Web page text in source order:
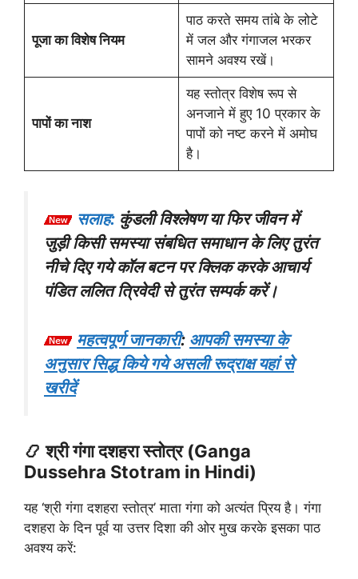
पूजा का विशेष नियम
पाठ करते समय तांबे के लोटे
में जल और गंगाजल भरकर
सामने अवश्य रखें।
पापों का नाश
यह स्तोत्र विशेष रूप से
अनजाने में हुए 10 प्रकार के
पापों को नष्ट करने में अमोघ
है।
सलाह: कुंडली विश्लेषण या फिर जीवन में
जुड़ी किसी समस्या संबधित समाधान के लिए तुरंत
नीचे दिए गये कॉल बटन पर क्लिक करके आचार्य
पंडित ललित त्रिवेदी से तुरंत सम्पर्क करें।
महत्वपूर्ण जानकारी: आपकी समस्या के
अनुसार सिद्ध किये गये असली रूद्राक्ष यहां से
खरीदें
📿 श्री गंगा दशहरा स्तोत्र (Ganga
Dussehra Stotram in Hindi)
यह ‘श्री गंगा दशहरा स्तोत्र’ माता गंगा को अत्यंत प्रिय है। गंगा
दशहरा के दिन पूर्व या उत्तर दिशा की ओर मुख करके इसका पाठ
अवश्य करें: